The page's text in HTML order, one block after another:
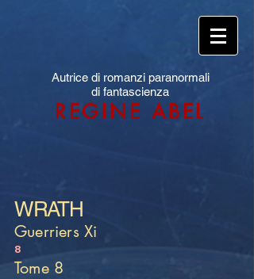
Autrice di romanzi paranormali
di fantascienza
REGINE ABEL
WRATH
Guerriers Xi
8
Tome 8